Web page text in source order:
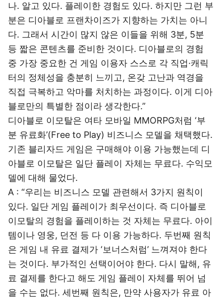
나. 알고 있다. 플레이한 경험도 있다. 하지만 그런 부
분은 디아블로 프랜차이즈가 지향하는 가치는 아니
다. 그래서 시간이 많지 않은 이들을 위해 3분, 5분
등 짧은 콘텐츠를 준비한 것이다. 디아블로의 경험
중 가장 중요한 건 게임 이용자 스스로 각 직업·캐릭
터의 정체성을 충분히 느끼고, 온갖 고난과 역경을
직접 극복하고 악마를 처치하는 과정이다. 이게 디아
블로만의 특별한 점이라 생각한다.”
디아블로 이모탈은 여타 모바일 MMORPG처럼 ‘부
분 유료화’(Free to Play) 비즈니스 모델을 채택했다.
기존 블리자드 게임은 구매해야 이용 가능했는데 디
아블로 이모탈은 일단 플레이 자체는 무료다. 수익모
델에 대해 물었다.
A : “우리는 비즈니스 모델 관련해서 3가지 원칙이
있다. 일단 게임 플레이가 최우선이다. 즉 디아블로
이모탈의 경험을 플레이하는 것 자체는 무료다. 아이
템이나 영웅, 던전 등 다 이용 가능하다. 두번째 원칙
은 게임 내 유료 결제가 ‘보너스처럼’ 느껴져야 한다
는 것이다. 부가적인 선택이어야 한다. 다시 말해, 유
료 결제를 한다고 해도 게임 플레이 자체를 뛰어 넘
을 수는 없다. 세번째 원칙은, 만약 사용자가 유료 아